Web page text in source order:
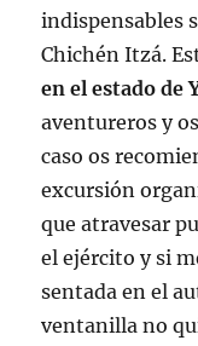
indispensables
Chichén Itzá.
en el estado de
aventureros y
caso os
excursión
que atravesar
el ejército y si
sentada en el
ventanilla no